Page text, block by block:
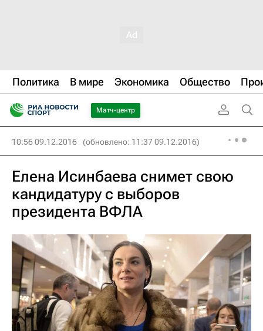
Политика В мире Экономика Общество
Матч-центр
10:56 09.12.2016 (обновлено: 11:37 09.12.2016)
Елена Исинбаева снимет свою
кандидатуру с выборов
президента ВФЛА